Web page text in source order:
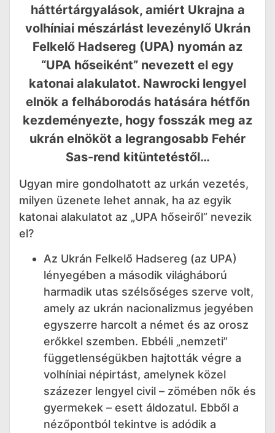
háttértárgyalások, amiért Ukrajna a
volhíniai mészárlást levezénylő Ukrán
Felkelő Hadsereg (UPA) nyomán az
“UPA hőseiként” nevezett el egy
katonai alakulatot. Nawrocki lengyel
elnök a felháborodás hatására hétfőn
kezdeményezte, hogy fosszák meg az
ukrán elnököt a legrangosabb Fehér
Sas-rend kitüntetéstől…
Ugyan mire gondolhatott az urkán vezetés,
milyen üzenete lehet annak, ha az egyik
katonai alakulatot az „UPA hőseiről” nevezik
el?
Az Ukrán Felkelő Hadsereg (az UPA)
lényegében a második világháború
harmadik utas szélsőséges szerve volt,
amely az ukrán nacionalizmus jegyében
egyszerre harcolt a német és az orosz
erőkkel szemben. Ebbéli „nemzeti”
függetlenségükben hajtották végre a
volhíniai népirtást, amelynek közel
százezer lengyel civil – zömében nők és
gyermekek – esett áldozatul. Ebből a
nézőpontból tekintve is adódik a